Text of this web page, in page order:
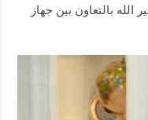
بالتعاون بين جهاز